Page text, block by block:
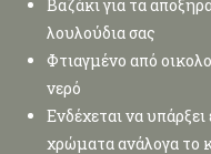
Βαζάκι για τα
λουλούδια σας
Φτιαγμένο από
νερό
Ενδέχεται να
χρώματα ανάλογα το